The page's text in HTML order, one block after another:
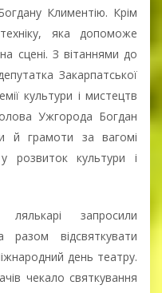
Климентію. Крім
яка допоможе
сцені. З вітаннями до
Закарпатської
культури і мистецтв
Ужгорода Богдан
й грамоти за вагомі
розвиток культури і
лялькарі запросили
разом відсвяткувати
день театру.
чекало святкування